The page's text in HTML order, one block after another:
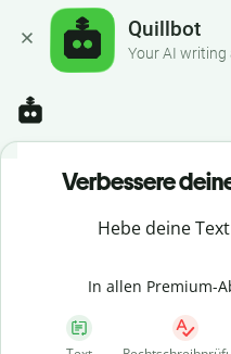
Quillbot
Your AI
Verbessere
Hebe deine
In allen Premium-